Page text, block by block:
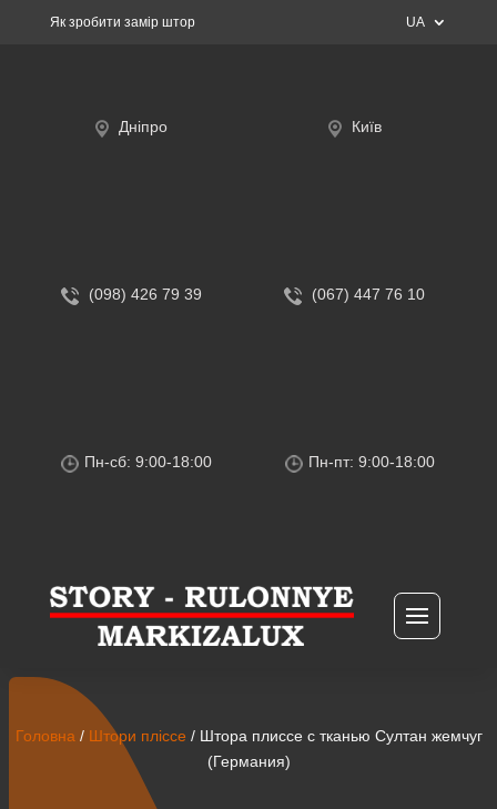
Як зробити замір штор UA
Дніпро
(098) 426 79 39
Пн-сб: 9:00-18:00
Київ
(067) 447 76 10
Пн-пт: 9:00-18:00
Головна / Штори пліссе / Штора плиссе с тканью Султан жемчуг
(Германия)